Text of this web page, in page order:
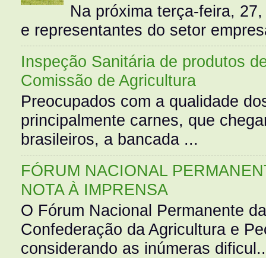
Na próxima terça-feira,
e representantes do setor
Inspeção Sanitária de produtos
Comissão de Agricultura
Preocupados com a qualidade
principalmente carnes, que
brasileiros, a bancada ...
FÓRUM NACIONAL
NOTA À IMPRENSA
O Fórum Nacional Permanente
Confederação da Agricultura e
considerando as inúmeras